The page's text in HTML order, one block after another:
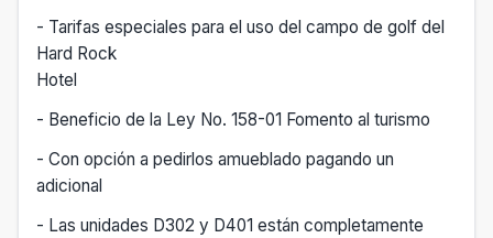
- Tarifas especiales para el uso del campo de golf del
Hard Rock
Hotel
- Beneficio de la Ley No. 158-01 Fomento al turismo
- Con opción a pedirlos amueblado pagando un
adicional
- Las unidades D302 y D401 están completamente